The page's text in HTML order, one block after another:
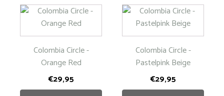
Colombia Circle -
Orange Red
€29,95
Colombia Circle -
Pastelpink Beige
€29,95